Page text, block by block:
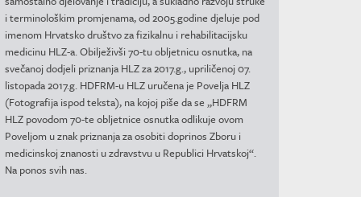
i terminološkim promjenama, od 2005.godine djeluje pod
imenom Hrvatsko društvo za fizikalnu i rehabilitacijsku
medicinu HLZ-a. Obilježivši 70-tu obljetnicu osnutka, na
svečanoj dodjeli priznanja HLZ za 2017.g., upriličenoj 07.
listopada 2017.g. HDFRM-u HLZ uručena je Povelja HLZ
(Fotografija ispod teksta), na kojoj piše da se „HDFRM
HLZ povodom 70-te obljetnice osnutka odlikuje ovom
Poveljom u znak priznanja za osobiti doprinos Zboru i
medicinskoj znanosti u zdravstvu u Republici Hrvatskoj“.
Na ponos svih nas.